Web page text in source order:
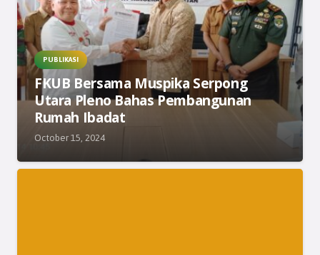
PUBLIKASI
FKUB Bersama Muspika Serpong
Utara Pleno Bahas Pembangunan
Rumah Ibadat
October 15, 2024